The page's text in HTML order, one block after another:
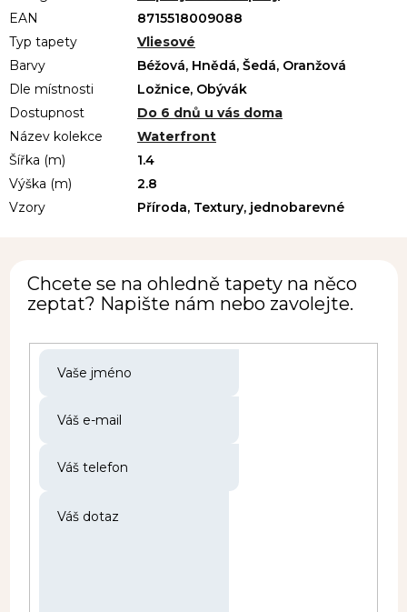
EAN
8715518009088
Typ tapety
Vliesové
Barvy
Béžová, Hnědá, Šedá, Oranžová
Dle místnosti
Ložnice, Obývák
Dostupnost
Do 6 dnů u vás doma
Název kolekce
Waterfront
Šířka (m)
1.4
Výška (m)
2.8
Vzory
Příroda, Textury, jednobarevné
Chcete se na ohledně tapety na něco
zeptat? Napište nám nebo zavolejte.